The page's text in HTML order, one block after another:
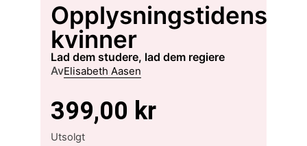
Opplysningstidens
kvinner
lad dem studere, lad dem regiere
AvElisabeth Aasen
399,00 kr
Utsolgt